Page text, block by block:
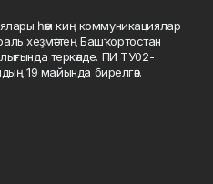
һәм киң коммуникациялар
хеҙмәттең Башҡортостан
теркәлде. ПИ ТУ02-
19 майында бирелгән.